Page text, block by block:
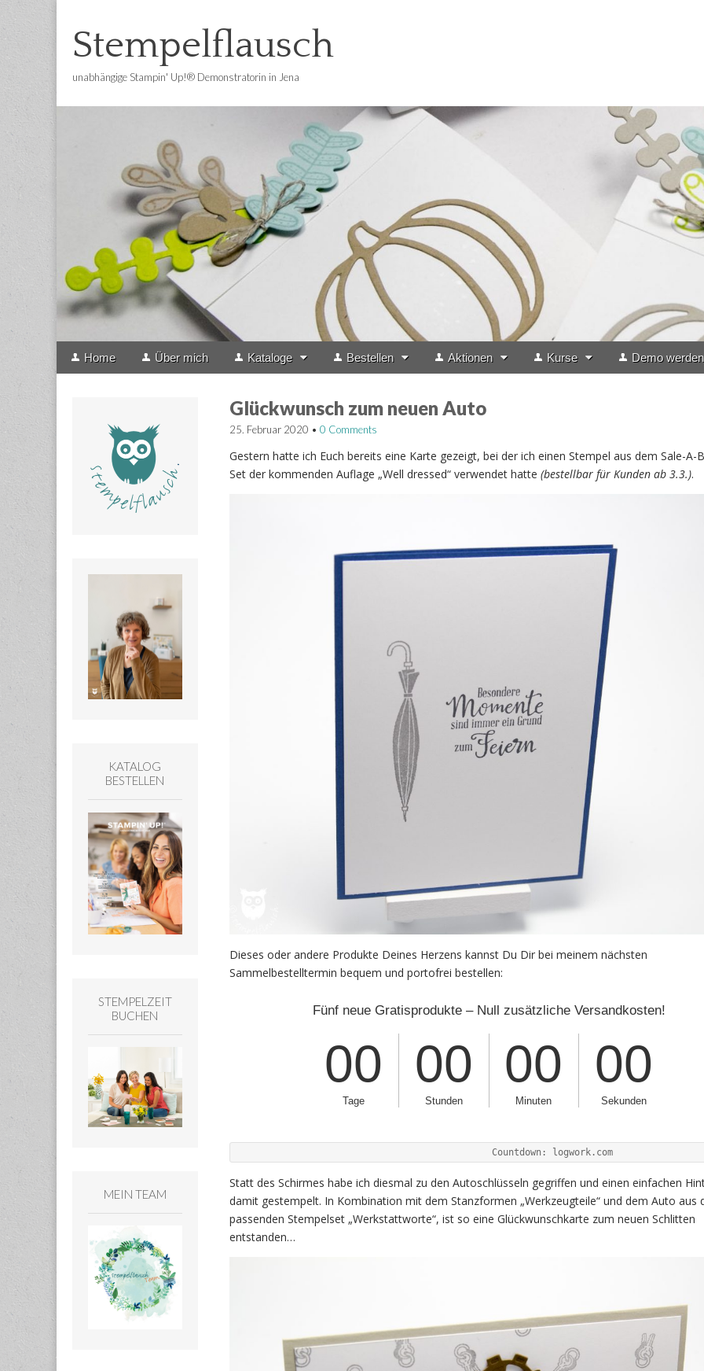
Stempelflausch
unabhängige Stampin' Up!® Demonstratorin in Jena
Main
Skip
Home Über mich Kataloge Bestellen Aktionen Kurse Demo werden
Glückwunsch zum neuen Auto
25. Februar 2020 • 0 Comments
Gestern hatte ich Euch bereits eine Karte gezeigt, bei der ich einen Stempel aus dem Sale-A-
Set der kommenden Auflage „Well dressed“ verwendet hatte (bestellbar für Kunden ab 3.3.).
Dieses oder andere Produkte Deines Herzens kannst Du Dir bei meinem nächsten
Sammelbestelltermin bequem und portofrei bestellen:
                                               Countdown: logwork.com
Statt des Schirmes habe ich diesmal zu den Autoschlüsseln gegriffen und einen einfachen
damit gestempelt. In Kombination mit dem Stanzformen „Werkzeugteile“ und dem Auto aus
passenden Stempelset „Werkstattworte“, ist so eine Glückwunschkarte zum neuen Schlitten
entstanden…
KATALOG
BESTELLEN
STEMPELZEIT
BUCHEN
MEIN TEAM